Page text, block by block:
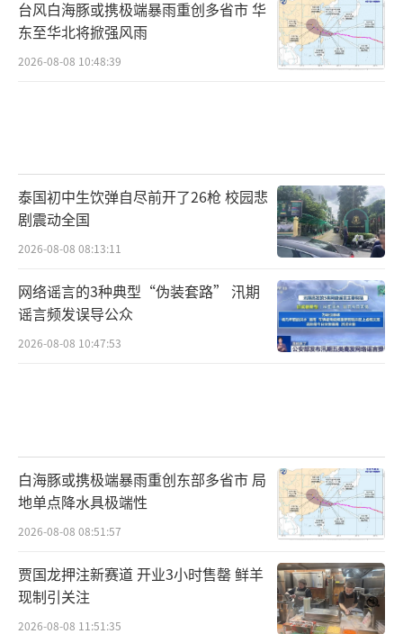
台风白海豚或携极端暴雨重创多省市 华
东至华北将掀强风雨
2026-08-08 10:48:39
泰国初中生饮弹自尽前开了26枪 校园悲
剧震动全国
2026-08-08 08:13:11
网络谣言的3种典型“伪装套路” 汛期
谣言频发误导公众
2026-08-08 10:47:53
白海豚或携极端暴雨重创东部多省市 局
地单点降水具极端性
2026-08-08 08:51:57
贾国龙押注新赛道 开业3小时售罄 鲜羊
现制引关注
2026-08-08 11:51:35